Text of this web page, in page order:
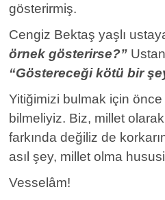
gösterirmiş.
Cengiz Bektaş yaşlı
örnek gösterirse?”
“Göstereceği kötü bir
Yitiğimizi bulmak için
bilmeliyiz. Biz, millet
farkında değiliz de
asıl şey, millet olma
Vesselâm!